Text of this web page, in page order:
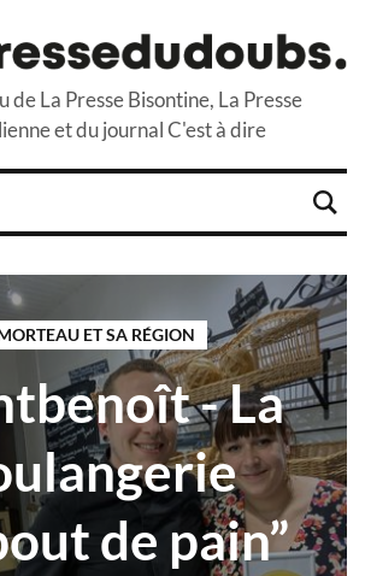
de La Presse Bisontine, La Presse
et du journal C'est à dire
ET SA RÉGION
- La
de pain”